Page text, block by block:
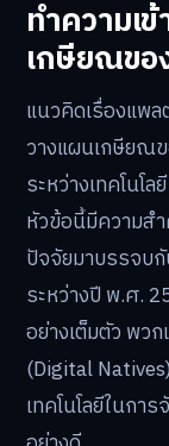
ทำความเ
เกษียณขอ
แนวคิดเรื่องแพ
วางแผนเกษียณ
ระหว่างเทคโนโ
หัวข้อนี้มีความส
ปัจจัยมาบรรจบ
ระหว่างปี พ.ศ.
อย่างเต็มตัว พว
(Digital
เทคโนโลยีในกา